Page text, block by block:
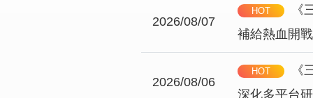
2026/08/07
HOT
《
補給熱血開戰
2026/08/06
HOT
《
深化多平台